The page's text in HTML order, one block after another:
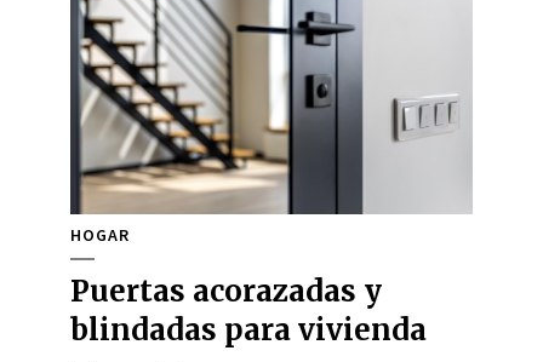
HOGAR
Puertas acorazadas y
blindadas para vivienda